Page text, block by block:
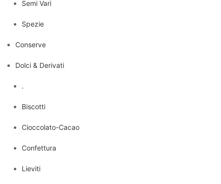
Semi Vari
Spezie
Conserve
Dolci & Derivati
.
Biscotti
Cioccolato-Cacao
Confettura
Lieviti